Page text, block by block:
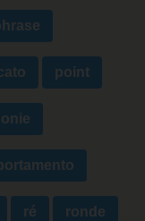
point
ré ronde